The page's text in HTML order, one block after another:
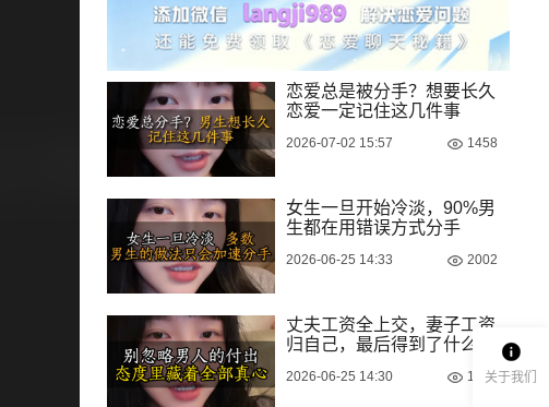
恋爱总是被分手？想要长久
恋爱一定记住这几件事
2026-07-02 15:57 1458
女生一旦开始冷淡，90%男
生都在用错误方式分手
2026-06-25 14:33 2002
丈夫工资全上交，妻子工资
归自己，最后得到了什么？
2026-06-25 14:30 1485关于我们